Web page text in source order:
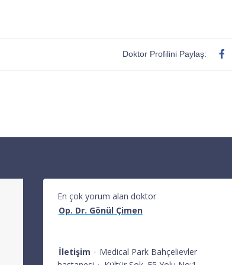
Doktor Profilini Paylaş:
En çok yorum alan doktor
Op. Dr. Gönül Çimen
İletişim · Medical Park Bahçelievler